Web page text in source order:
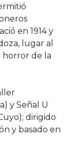
en 1914 y
lugar al
horror de la
y Señal U
dirigido
y basado en